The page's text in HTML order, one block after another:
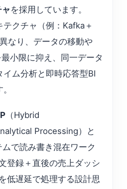
を採用しています。
クチャ（例：Kafka＋
なり、データの移動や
小限に抑え、同一データ
イム分析と即時応答型BI
（Hybrid
Processing）と
で読み書き混在ワーク
登録＋直後の売上ダッシ
低遅延で処理する設計思